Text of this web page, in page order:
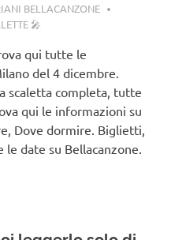
BELLACANZONE
🎤
qui tutte le
del 4 dicembre.
scaletta completa, tutte
qui le informazioni su
Dove dormire. Biglietti,
le date su Bellacanzone.